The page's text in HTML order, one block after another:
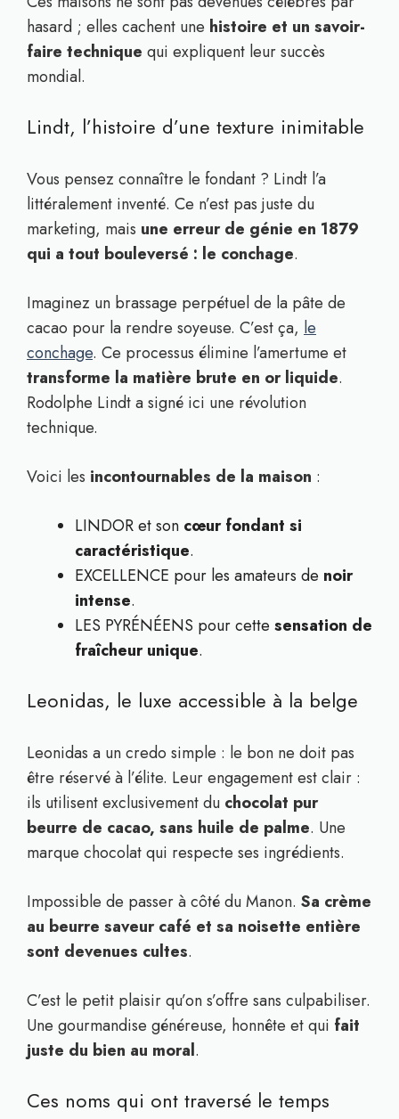
hasard ; elles cachent une histoire et un savoir-
faire technique qui expliquent leur succès
mondial.
Lindt, l’histoire d’une texture inimitable
Vous pensez connaître le fondant ? Lindt l’a
littéralement inventé. Ce n’est pas juste du
marketing, mais une erreur de génie en 1879
qui a tout bouleversé : le conchage.
Imaginez un brassage perpétuel de la pâte de
cacao pour la rendre soyeuse. C’est ça, le
conchage. Ce processus élimine l’amertume et
transforme la matière brute en or liquide.
Rodolphe Lindt a signé ici une révolution
technique.
Voici les incontournables de la maison :
LINDOR et son cœur fondant si
caractéristique.
EXCELLENCE pour les amateurs de noir
intense.
LES PYRÉNÉENS pour cette sensation de
fraîcheur unique.
Leonidas, le luxe accessible à la belge
Leonidas a un credo simple : le bon ne doit pas
être réservé à l’élite. Leur engagement est clair :
ils utilisent exclusivement du chocolat pur
beurre de cacao, sans huile de palme. Une
marque chocolat qui respecte ses ingrédients.
Impossible de passer à côté du Manon. Sa crème
au beurre saveur café et sa noisette entière
sont devenues cultes.
C’est le petit plaisir qu’on s’offre sans culpabiliser.
Une gourmandise généreuse, honnête et qui fait
juste du bien au moral.
Ces noms qui ont traversé le temps